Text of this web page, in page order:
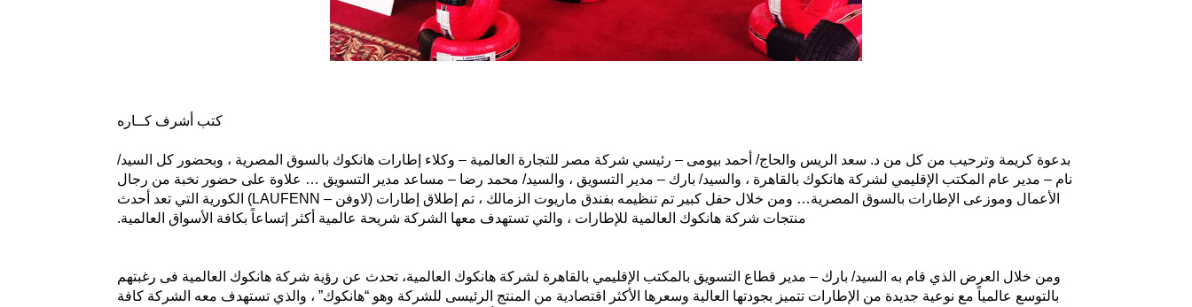
كتب أشرف كــاره
بدعوة كريمة وترحيب من كل من د. سعد الريس والحاج/ أحمد بيومى – رئيسي شركة مصر للتجارة العالمية – وكلاء إطارات هانكوك بالسوق المصرية ، وبحضور كل السيد/
نام – مدير عام المكتب الإقليمي لشركة هانكوك بالقاهرة ، والسيد/ بارك – مدير التسويق ، والسيد/ محمد رضا – مساعد مدير التسويق … علاوة على حضور نخبة من رجال
الأعمال وموزعى الإطارات بالسوق المصرية… ومن خلال حفل كبير تم تنظيمه بفندق ماريوت الزمالك ، تم إطلاق إطارات (لاوفن – LAUFENN) الكورية التي تعد أحدث
منتجات شركة هانكوك العالمية للإطارات ، والتي تستهدف معها الشركة شريحة عالمية أكثر إتساعاً بكافة الأسواق العالمية.
ومن خلال العرض الذي قام به السيد/ بارك – مدير قطاع التسويق بالمكتب الإقليمي بالقاهرة لشركة هانكوك العالمية، تحدث عن رؤية شركة هانكوك العالمية فى رغبتهم
بالتوسع عالمياً مع نوعية جديدة من الإطارات تتميز بجودتها العالية وسعرها الأكثر اقتصادية من المنتج الرئيسى للشركة وهو “هانكوك” ، والذي تستهدف معه الشركة كافة